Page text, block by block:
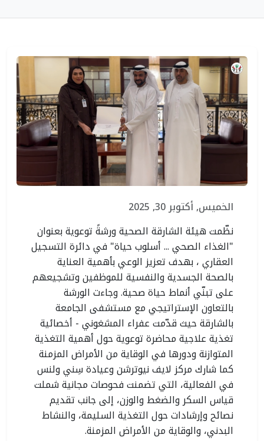
الخميس, أكتوبر 30, 2025
نظّمت هيئة الشارقة الصحية ورشةً توعوية بعنوان
"الغذاء الصحي ... أسلوب حياة" في دائرة التسجيل
العقاري ، بهدف تعزيز الوعي بأهمية العناية
بالصحة الجسدية والنفسية للموظفين وتشجيعهم
على تبنّي أنماط حياة صحية. وجاءت الورشة
بالتعاون الإستراتيجي مع مستشفى الجامعة
بالشارقة حيث قدّمت عفراء المشغوني - أخصائية
تغذية علاجية محاضرة توعوية حول أهمية التغذية
المتوازنة ودورها في الوقاية من الأمراض المزمنة
كما شارك مركز لايف نيوترشن وعيادة سِني ولنس
في الفعالية، التي تضمنت فحوصات مجانية شملت
قياس السكر والضغط والوزن، إلى جانب تقديم
نصائح وإرشادات حول التغذية السليمة، والنشاط
البدني، والوقاية من الأمراض المزمنة.